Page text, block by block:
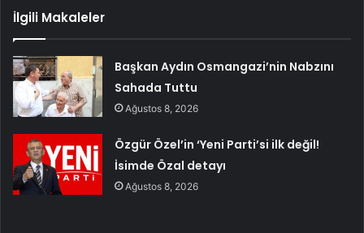
İlgili Makaleler
Başkan Aydın Osmangazi’nin Nabzını
Sahada Tuttu
Ağustos 8, 2026
Özgür Özel’in ‘Yeni Parti’si ilk değil!
İsimde Özal detayı
Ağustos 8, 2026